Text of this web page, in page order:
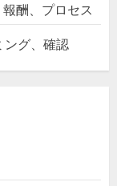
酬、プロセス
ング、確認